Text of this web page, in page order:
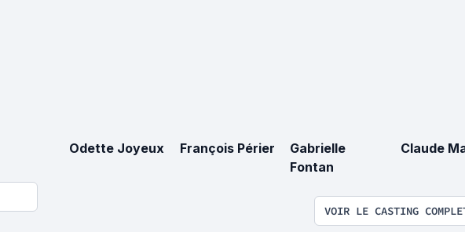
Odette Joyeux François Périer
Gabrielle
Fontan
Claude
VOIR LE CASTING